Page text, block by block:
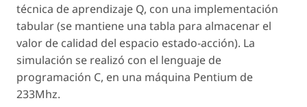
técnica de aprendizaje Q, con una implementación
tabular (se mantiene una tabla para almacenar el
valor de calidad del espacio estado-acción). La
simulación se realizó con el lenguaje de
programación C, en una máquina Pentium de
233Mhz.